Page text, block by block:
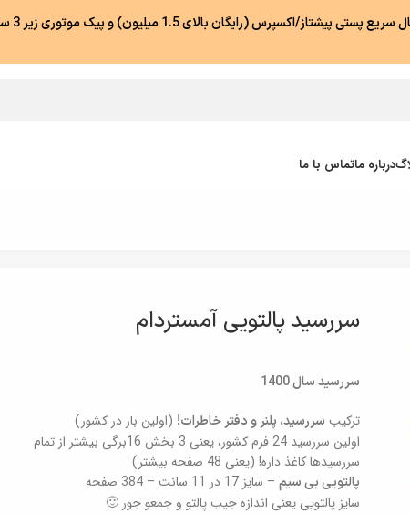
درباره ماتماس با ما
سررسید پالتویی آمستردام
سررسید سال 1400
ترکیب سررسید، پلنر و دفتر خاطرات! (اولین بار در کشور)
اولین سررسید 24 فرم کشور، یعنی 3 بخش 16برگی بیشتر از تمام
سررسیدها کاغذ داره! (یعنی 48 صفحه بیشتر)
پالتویی بی سیم– سایز 17 در 11 سانت – 384 صفحه
سایز پالتویی یعنی اندازه جیب پالتو و جمعو جور 🙂
پستی پیشتاز/اکسپرس (رایگان بالای 1.5 میلیون) و پیک موتوری زیر 3 ساعت!